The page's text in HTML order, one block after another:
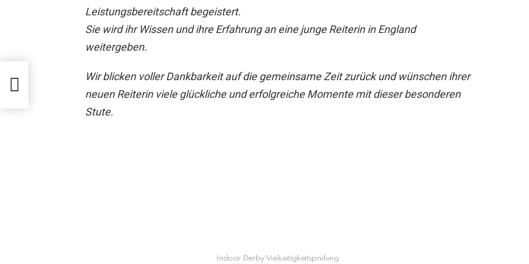
Leistungsbereitschaft begeistert.
Sie wird ihr Wissen und ihre Erfahrung an eine junge Reiterin in England
weitergeben.
Wir blicken voller Dankbarkeit auf die gemeinsame Zeit zurück und wünschen ihrer
neuen Reiterin viele glückliche und erfolgreiche Momente mit dieser besonderen
Stute.
Indoor Derby Vielseitigkeitsprüfung